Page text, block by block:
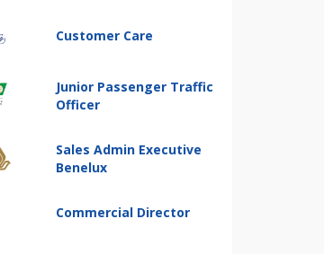
Customer Care
Junior Passenger Traffic
Officer
Sales Admin Executive
Benelux
Commercial Director